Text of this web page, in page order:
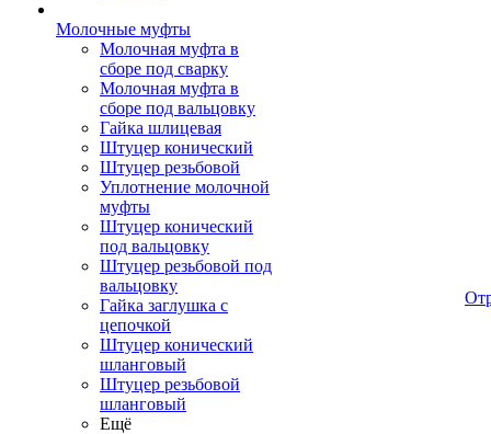
Молочные муфты
Молочная муфта в
сборе под сварку
Молочная муфта в
сборе под вальцовку
Гайка шлицевая
Штуцер конический
Штуцер резьбовой
Уплотнение молочной
муфты
Штуцер конический
под вальцовку
Штуцер резьбовой под
вальцовку
Гайка заглушка с
цепочкой
Штуцер конический
шланговый
Штуцер резьбовой
шланговый
Ещё